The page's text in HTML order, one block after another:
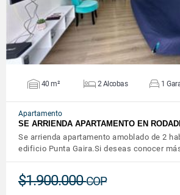
40 m² 2 Alcobas 1
Apartamento
SE ARRIENDA APARTAMENTO EN
Se arrienda apartamento amoblado de 2
edificio Punta Gaira.Si deseas conocer
$1.900.000COP